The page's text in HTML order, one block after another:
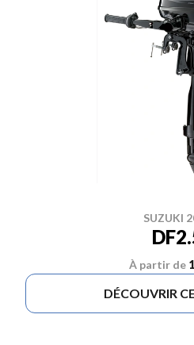
SUZUKI
À partir de
DÉCOUVRIR